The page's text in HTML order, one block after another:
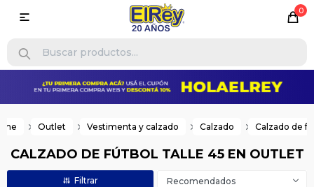
0

Outlet Vestimenta y calzado Calzado Calzado de
CALZADO DE FÚTBOL TALLE 45 EN OUTLET
Recomendados